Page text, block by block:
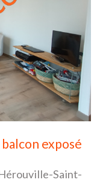
exposé
Saint-